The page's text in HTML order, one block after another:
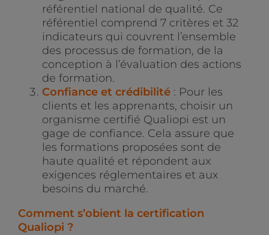
référentiel national de qualité. Ce
référentiel comprend 7 critères et 32
indicateurs qui couvrent l’ensemble
des processus de formation, de la
conception à l’évaluation des actions
de formation.
Confiance et crédibilité : Pour les
clients et les apprenants, choisir un
organisme certifié Qualiopi est un
gage de confiance. Cela assure que
les formations proposées sont de
haute qualité et répondent aux
exigences réglementaires et aux
besoins du marché.
Comment s’obient la certification
Qualiopi ?